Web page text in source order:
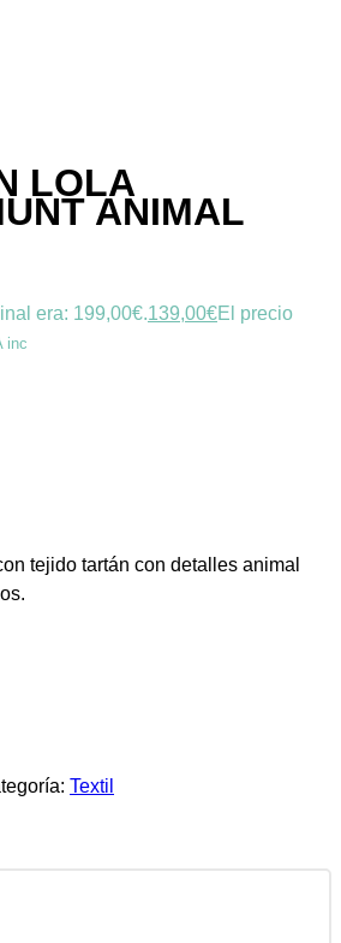
LOLA
ANIMAL
era: 199,00€.139,00€El precio
inc
tejido tartán con detalles animal
Textil